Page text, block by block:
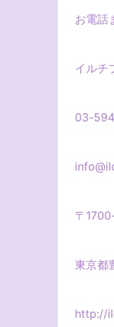
お電話
イルチ
03-
〒
東京都
http://